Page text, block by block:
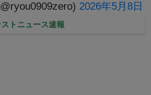
2026年5月8日
トニュース速報